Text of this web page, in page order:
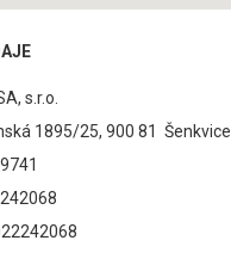
s.r.o.
1895/25, 900 81 Šenkvice